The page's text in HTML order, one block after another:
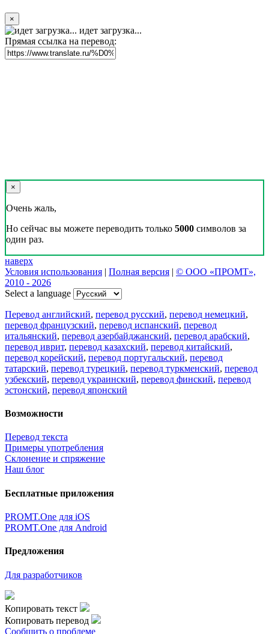
×
идет загрузка...
Прямая ссылка на перевод:
×
Очень жаль,
Но сейчас вы можете переводить только 5000 символов за
один раз.
наверх
Условия использования | Полная версия | © ООО «ПРОМТ»,
2010 - 2026
Select a language
Перевод английский, перевод русский, перевод немецкий,
перевод французский, перевод испанский, перевод
итальянский, перевод азербайджанский, перевод арабский,
перевод иврит, перевод казахский, перевод китайский,
перевод корейский, перевод португальский, перевод
татарский, перевод турецкий, перевод туркменский, перевод
узбекский, перевод украинский, перевод финский, перевод
эстонский, перевод японский
Возможности
Перевод текста
Примеры употребления
Склонение и спряжение
Наш блог
Бесплатные приложения
PROMT.One для iOS
PROMT.One для Android
Предложения
Для разработчиков
Копировать текст
Копировать перевод
Сообщить о проблеме